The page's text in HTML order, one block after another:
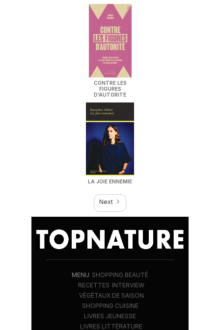
CONTRE LES
FIGURES
D’AUTORITÉ
LA JOIE ENNEMIE
Next
MENU SHOPPING BEAUTÉ
RECETTES INTERVIEW
VÉGÉTAUX DE SAISON
SHOPPING CUISINE
LIVRES JEUNESSE
LIVRES LITTÉRATURE